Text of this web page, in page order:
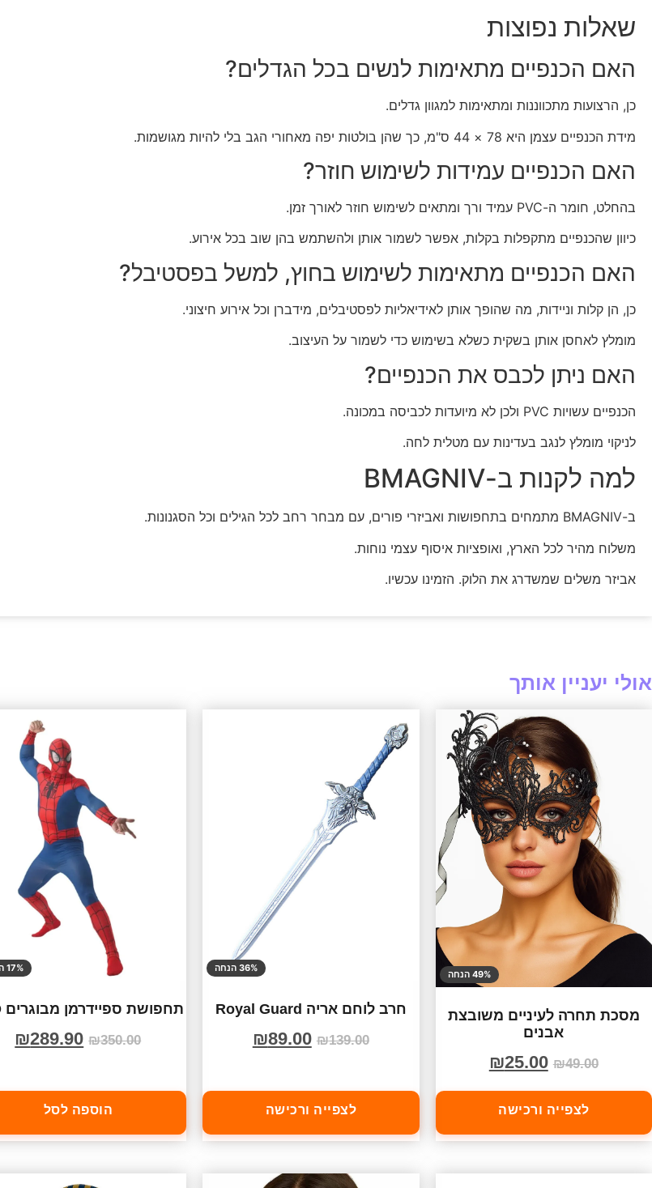
שאלות נפוצות
האם הכנפיים מתאימות לנשים בכל הגדלים?
כן, הרצועות מתכווננות ומתאימות למגוון גדלים.
מידת הכנפיים עצמן היא 78 × 44 ס"מ, כך שהן בולטות יפה מאחורי הגב בלי להיות מגושמות.
האם הכנפיים עמידות לשימוש חוזר?
בהחלט, חומר ה-PVC עמיד ורך ומתאים לשימוש חוזר לאורך זמן.
כיוון שהכנפיים מתקפלות בקלות, אפשר לשמור אותן ולהשתמש בהן שוב בכל אירוע.
האם הכנפיים מתאימות לשימוש בחוץ, למשל בפסטיבל?
כן, הן קלות וניידות, מה שהופך אותן לאידיאליות לפסטיבלים, מידברן וכל אירוע חיצוני.
מומלץ לאחסן אותן בשקית כשלא בשימוש כדי לשמור על העיצוב.
האם ניתן לכבס את הכנפיים?
הכנפיים עשויות PVC ולכן לא מיועדות לכביסה במכונה.
לניקוי מומלץ לנגב בעדינות עם מטלית לחה.
למה לקנות ב-BMAGNIV
ב-BMAGNIV מתמחים בתחפושות ואביזרי פורים, עם מבחר רחב לכל הגילים וכל הסגנונות.
משלוח מהיר לכל הארץ, ואופציות איסוף עצמי נוחות.
אביזר משלים שמשדרג את הלוק. הזמינו עכשיו.
אולי יעניין אותך
49% הנחה
מסכת תחרה לעיניים משובצת
אבנים
₪49.00
₪25.00
לצפייה ורכישה
36% הנחה
חרב לוחם אריה Royal Guard
₪139.00
₪89.00
לצפייה ורכישה
17% הנחה
תחפושת ספיידרמן מבוגרים STD
₪350.00
₪289.90
הוספה לסל